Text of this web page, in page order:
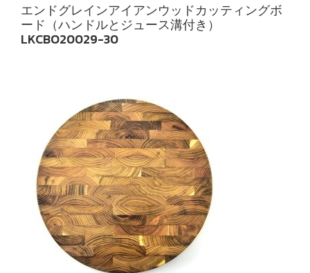
エンドグレインアイアンウッドカッティングボ
ード（ハンドルとジュース溝付き）
LKCBO20029-30